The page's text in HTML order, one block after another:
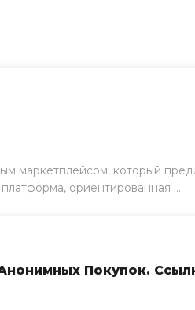
маркетплейсом, который
ориентированная ...
Покупок.